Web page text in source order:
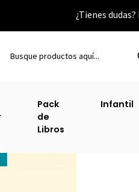
¿Tienes
Pack
de
Libros
Infantil